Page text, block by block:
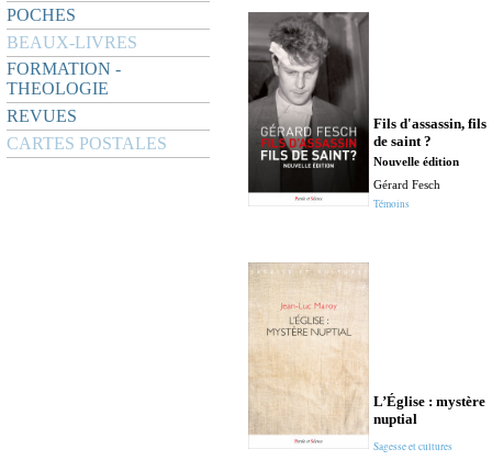
POCHES
BEAUX-LIVRES
FORMATION -
THEOLOGIE
REVUES
CARTES POSTALES
Fils d'assassin, fils
de saint ?
Nouvelle édition
Gérard Fesch
Témoins
L’Église : mystère
nuptial
Sagesse et cultures